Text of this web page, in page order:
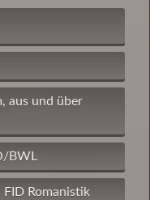
aus und über
BWL
FID Romanistik